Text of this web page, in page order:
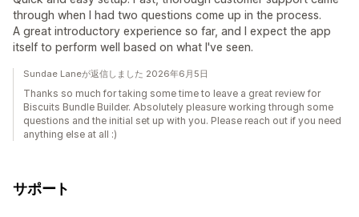
through when I had two questions come up in the process.
A great introductory experience so far, and I expect the app
itself to perform well based on what I've seen.
Sundae Laneが返信しました 2026年6月5日
Thanks so much for taking some time to leave a great review for
Biscuits Bundle Builder. Absolutely pleasure working through some
questions and the initial set up with you. Please reach out if you need
anything else at all :)
サポート